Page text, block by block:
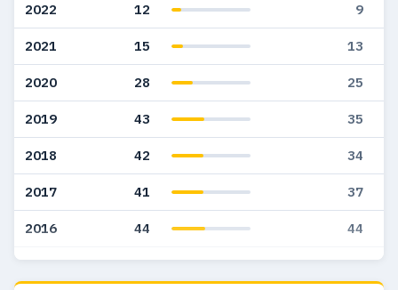
2022 12 9
2021 15 13
2020 28 25
2019 43 35
2018 42 34
2017 41 37
2016 44 44
2015 53 47